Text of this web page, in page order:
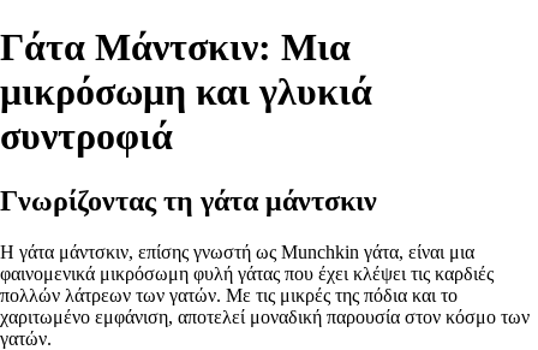
Γάτα Μάντσκιν: Μια
μικρόσωμη και γλυκιά
συντροφιά
Γνωρίζοντας τη γάτα μάντσκιν
Η γάτα μάντσκιν, επίσης γνωστή ως Munchkin γάτα, είναι μια
φαινομενικά μικρόσωμη φυλή γάτας που έχει κλέψει τις καρδιές
πολλών λάτρεων των γατών. Με τις μικρές της πόδια και το
χαριτωμένο εμφάνιση, αποτελεί μοναδική παρουσία στον κόσμο των
γατών.